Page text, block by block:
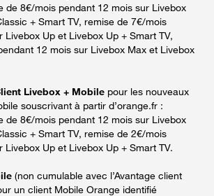
de 8€/mois pendant 12 mois sur Livebox
+ Smart TV, remise de 7€/mois
Livebox Up et Livebox Up + Smart TV,
12 mois sur Livebox Max et Livebox
Livebox + Mobile pour les nouveaux
souscrivant à partir d’orange.fr :
de 8€/mois pendant 12 mois sur Livebox
+ Smart TV, remise de 2€/mois
Livebox Up et Livebox Up + Smart TV.
(non cumulable avec l’Avantage client
un client Mobile Orange identifié